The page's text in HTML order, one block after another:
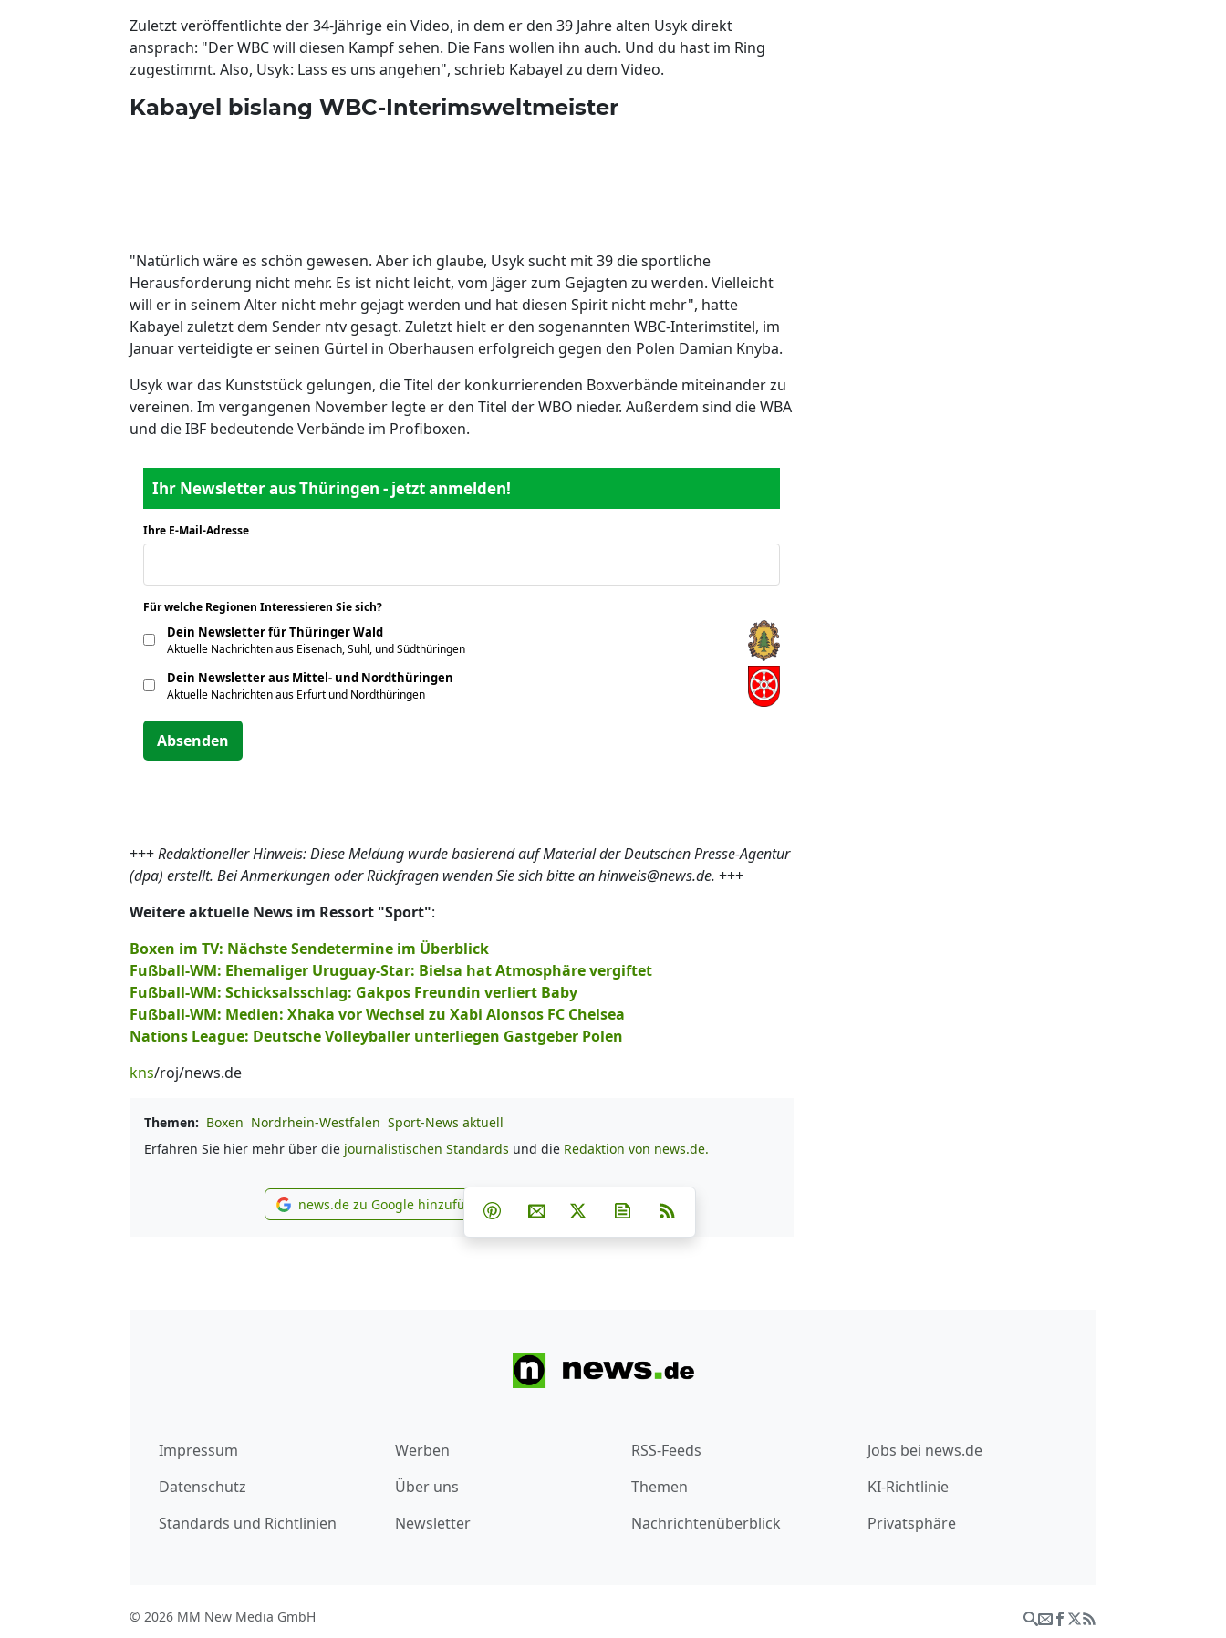
Zuletzt veröffentlichte der 34-Jährige ein Video, in dem er den 39 Jahre alten Usyk direkt
ansprach: "Der WBC will diesen Kampf sehen. Die Fans wollen ihn auch. Und du hast im Ring
zugestimmt. Also, Usyk: Lass es uns angehen", schrieb Kabayel zu dem Video.
Kabayel bislang WBC-Interimsweltmeister
"Natürlich wäre es schön gewesen. Aber ich glaube, Usyk sucht mit 39 die sportliche
Herausforderung nicht mehr. Es ist nicht leicht, vom Jäger zum Gejagten zu werden. Vielleicht
will er in seinem Alter nicht mehr gejagt werden und hat diesen Spirit nicht mehr", hatte
Kabayel zuletzt dem Sender ntv gesagt. Zuletzt hielt er den sogenannten WBC-Interimstitel, im
Januar verteidigte er seinen Gürtel in Oberhausen erfolgreich gegen den Polen Damian Knyba.
Usyk war das Kunststück gelungen, die Titel der konkurrierenden Boxverbände miteinander zu
vereinen. Im vergangenen November legte er den Titel der WBO nieder. Außerdem sind die WBA
und die IBF bedeutende Verbände im Profiboxen.
Ihr Newsletter aus Thüringen - jetzt anmelden!
Ihre E-Mail-Adresse
Für welche Regionen Interessieren Sie sich?
Dein Newsletter für Thüringer Wald
Aktuelle Nachrichten aus Eisenach, Suhl, und Südthüringen
Dein Newsletter aus Mittel- und Nordthüringen
Aktuelle Nachrichten aus Erfurt und Nordthüringen
Absenden
+++Redaktioneller Hinweis: Diese Meldung wurde basierend auf Material der Deutschen Presse-Agentur
(dpa) erstellt. Bei Anmerkungen oder Rückfragen wenden Sie sich bitte an hinweis@news.de. +++
Weitere aktuelle News im Ressort "Sport":
Boxen im TV: Nächste Sendetermine im Überblick
Fußball-WM: Ehemaliger Uruguay-Star: Bielsa hat Atmosphäre vergiftet
Fußball-WM: Schicksalsschlag: Gakpos Freundin verliert Baby
Fußball-WM: Medien: Xhaka vor Wechsel zu Xabi Alonsos FC Chelsea
Nations League: Deutsche Volleyballer unterliegen Gastgeber Polen
kns/roj/news.de
Themen: Boxen Nordrhein-Westfalen Sport-News aktuell
Erfahren Sie hier mehr über die journalistischen Standards und die Redaktion von news.de.
news.de zu Google hinzufügen
news.de zu Google hinzufügen Teilen auf Facebook
Teilen auf Whatsapp
Teilen auf Telegram
Teilen auf Pinterest
Per E-Mail teilen
Post auf XNewsletter abonnieren
Impressum
Datenschutz
Standards und Richtlinien
Werben
Über uns
Newsletter
RSS-Feeds
Themen
Nachrichtenüberblick
Jobs bei news.de
KI-Richtlinie
Privatsphäre
© 2026 MM New Media GmbH